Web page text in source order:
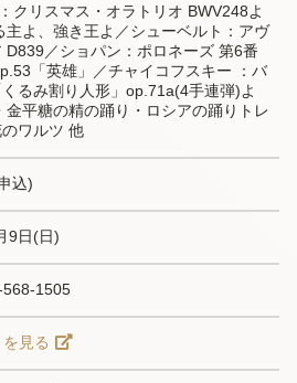
クリスマス・オラトリオ BWV248よ
主よ、強き王よ／シューベルト：アヴ
D839／ショパン：ポロネーズ 第6番
「英雄」／チャイコフスキー ：バ
るみ割り人形」op.71a(4手連弾)よ
金平糖の精の踊り・ロシアの踊りトレ
ワルツ 他
込)
9日(日)
1505
見る